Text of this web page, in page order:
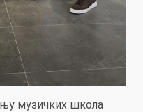
музичких школа